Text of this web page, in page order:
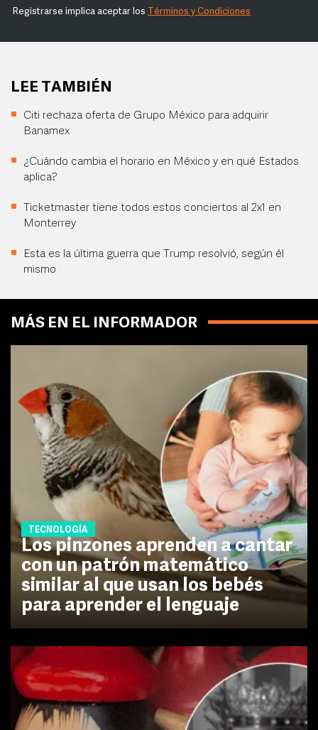
Registrarse implica aceptar los Términos y Condiciones
LEE TAMBIÉN
Citi rechaza oferta de Grupo México para adquirir
Banamex
¿Cuándo cambia el horario en México y en qué Estados
aplica?
Ticketmaster tiene todos estos conciertos al 2x1 en
Monterrey
Esta es la última guerra que Trump resolvió, según él
mismo
MÁS EN EL INFORMADOR
TECNOLOGÍA
Los pinzones aprenden a cantar
con un patrón matemático
similar al que usan los bebés
para aprender el lenguaje